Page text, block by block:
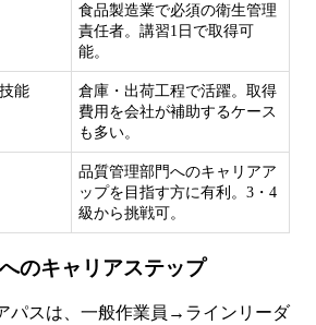
食品製造業で必須の衛生管理
責任者。講習1日で取得可
能。
能
倉庫・出荷工程で活躍。取得
費用を会社が補助するケース
も多い。
品質管理部門へのキャリアア
ップを目指す方に有利。3・4
級から挑戦可。
のキャリアステップ
パスは、一般作業員→ラインリーダ